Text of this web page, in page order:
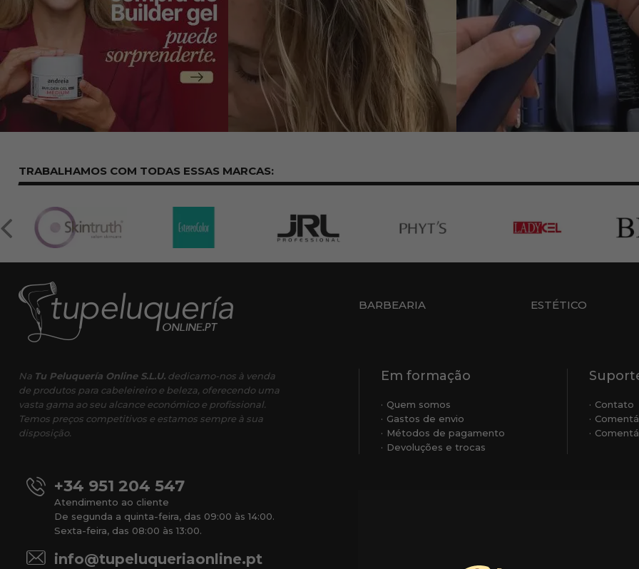
TRABALHAMOS COM TODAS ESSASMARCAS:
BARBEARIA ESTÉTICO
Na Tu Peluquería Online S.L.U.dedicamo-nos à venda
de produtos para cabeleireiro e beleza, oferecendo uma
vasta gama ao seu alcance económico e profissional.
Temos preços competitivos e estamos sempre à sua
disposição.
+34 951 204 547
Atendimento ao cliente
De segunda a quinta-feira, das 09:00 às 14:00.
Sexta-feira, das 08:00 às 13:00.
info@tupeluqueriaonline.pt
Em formação
Quem somos
Gastos de envio
Métodos de pagamento
Devoluções e trocas
Contato